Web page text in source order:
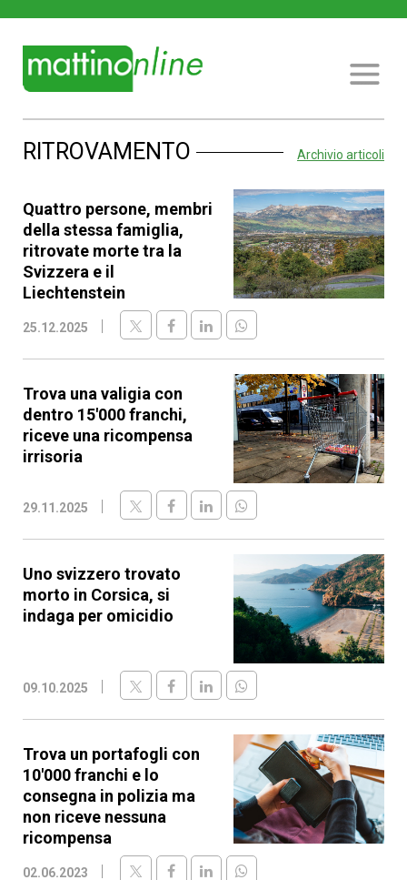
RITROVAMENTO Archivio articoli
Quattro persone, membri
della stessa famiglia,
ritrovate morte tra la
Svizzera e il
Liechtenstein
25.12.2025
Trova una valigia con
dentro 15'000 franchi,
riceve una ricompensa
irrisoria
29.11.2025
Uno svizzero trovato
morto in Corsica, si
indaga per omicidio
09.10.2025
Trova un portafogli con
10'000 franchi e lo
consegna in polizia ma
non riceve nessuna
ricompensa
02.06.2023